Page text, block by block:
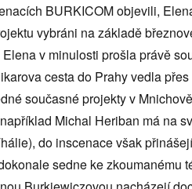
BURKICOM objevili,
vybráni na základě
v minulosti prošla právě
cesta do Prahy vedla
současné projekty v
Michal Heriban má na
do inscenace však
sedne ke zkoumanému